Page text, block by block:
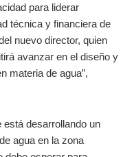
para liderar
técnica y financiera de
nuevo director, quien
avanzar en el diseño y
materia de agua”,
está desarrollando un
agua en la zona